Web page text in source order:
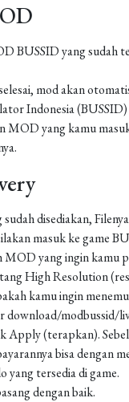
BUSSID yang sudah
mod akan
Indonesia (BUSSID)
MOD yang kamu
disediakan,
masuk ke game
yang ingin kamu
High Resolution
kamu ingin
download/
Apply (terapkan).
bisa dengan
yang tersedia di game.
dengan baik.